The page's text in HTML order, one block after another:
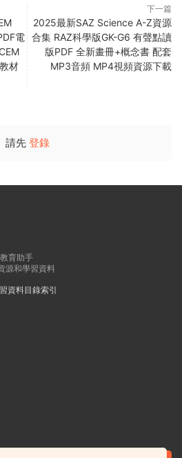
電
材
下一篇
2025最新SAZ Science A-Z資源
合集 RAZ科學版GK-G6 有聲點讀
版PDF 全新畫冊+概念書 配套
MP3音頻 MP4視頻資源下載
請先 登錄
育助手
源和學習資料
資料目錄索引